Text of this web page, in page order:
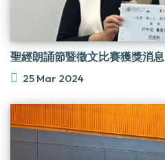
聖經朗誦節暨徵文比賽獲獎消息
25 Mar 2024